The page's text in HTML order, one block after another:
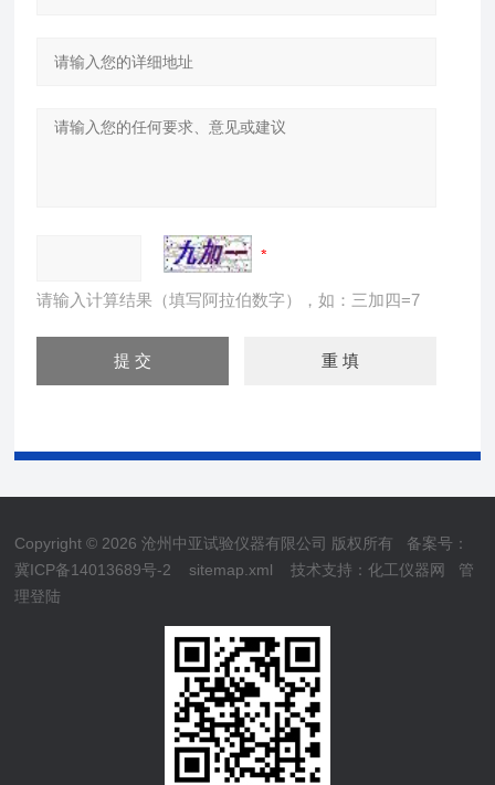
请输入计算结果（填写阿拉伯数字），如：三加四=7
Copyright © 2026 沧州中亚试验仪器有限公司 版权所有 备案号：
冀ICP备14013689号-2
sitemap.xml 技术支持：化工仪器网
管
理登陆